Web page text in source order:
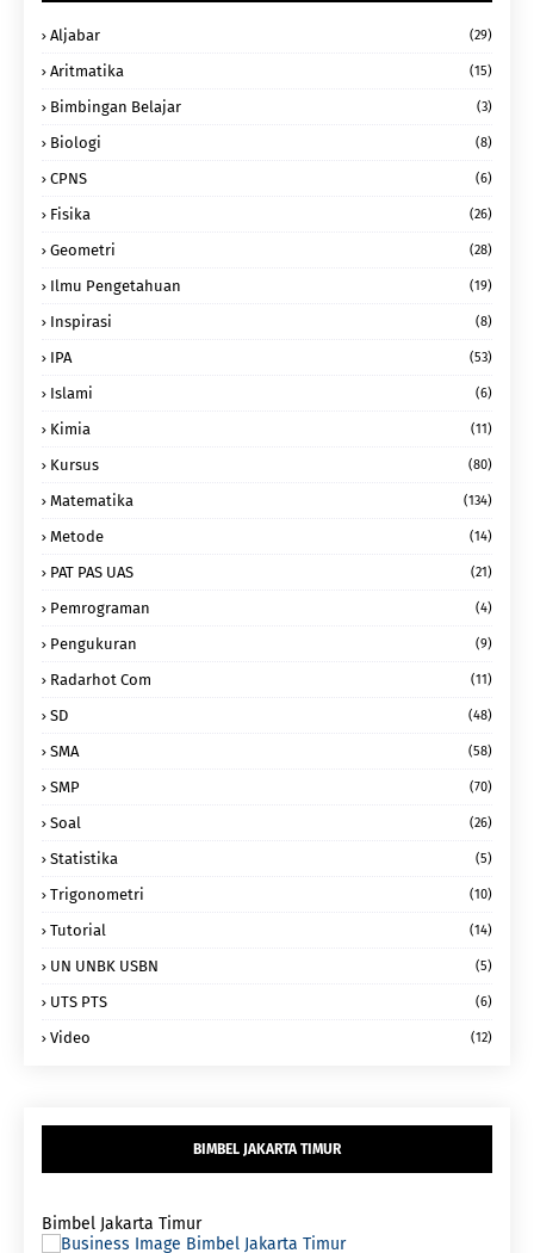
Aljabar (29)
Aritmatika (15)
Bimbingan Belajar (3)
Biologi (8)
CPNS (6)
Fisika (26)
Geometri (28)
Ilmu Pengetahuan (19)
Inspirasi (8)
IPA (53)
Islami (6)
Kimia (11)
Kursus (80)
Matematika (134)
Metode (14)
PAT PAS UAS (21)
Pemrograman (4)
Pengukuran (9)
Radarhot Com (11)
SD (48)
SMA (58)
SMP (70)
Soal (26)
Statistika (5)
Trigonometri (10)
Tutorial (14)
UN UNBK USBN (5)
UTS PTS (6)
Video (12)
BIMBEL JAKARTA TIMUR
Bimbel Jakarta Timur